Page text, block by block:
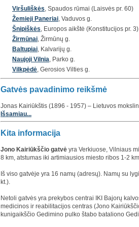
Viršuliškės, Spaudos rūmai (Laisvės pr. 60)
Žemieji Paneriai, Vaduvos g.
Šnipiškės, Europos aikštė (Konstitucijos pr. 3)
Žirmūnai, Žirmūnų g.
Baltupiai, Kalvarijų g.
Naujoji Vilnia, Parko g.
Vilkpėdė, Gerosios Vilties g.
Gatvės pavadinimo reikšmė
Jonas Kairiūkštis (1896 - 1957) – Lietuvos
Išsamiau...
Kita informacija
Jono Kairiūkščio gatvė yra Verkiuose, Vilniaus
8 km, atstumas iki artimiausios miesto ribos 1-2
Iš viso gatvėje yra 16 namų (adresų). Namų su
kt.).
Netoli gatvės yra prekybos centrai IKI Bajorų
medicinos ir reabilitacijos centras (Jono
kunigaikščio Gedimino pulko štabo bataliono